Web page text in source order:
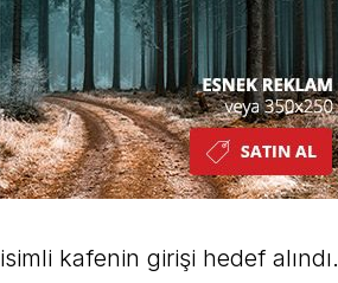
isimli kafenin girişi hedef alındı.